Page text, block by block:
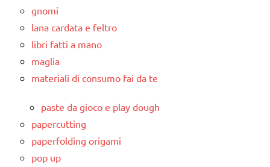
gnomi
lana cardata e feltro
libri fatti a mano
maglia
materiali di consumo fai da te
paste da gioco e play dough
papercutting
paperfolding origami
pop up